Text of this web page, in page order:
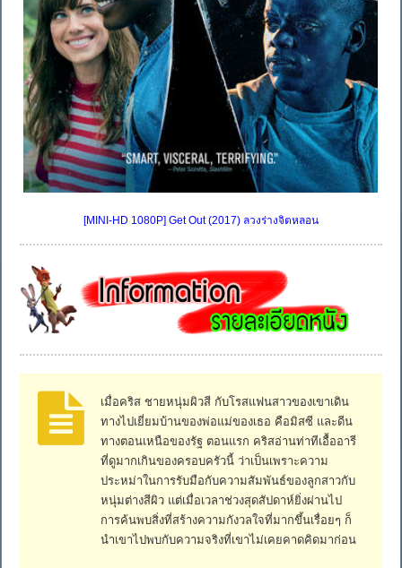
[MINI-HD 1080P] Get Out (2017) ลวงร่างจิตหลอน
เมื่อคริส ชายหนุ่มผิวสี กับโรสแฟนสาวของเขาเดิน
ทางไปเยี่ยมบ้านของพ่อแม่ของเธอ คือมิสซี และดีน
ทางตอนเหนือของรัฐ ตอนแรก คริสอ่านท่าทีเอื้ออารี
ที่ดูมากเกินของครอบครัวนี้ ว่าเป็นเพราะความ
ประหม่าในการรับมือกับความสัมพันธ์ของลูกสาวกับ
หนุ่มต่างสีผิว แต่เมื่อเวลาช่วงสุดสัปดาห์ยิ่งผ่านไป
การค้นพบสิ่งที่สร้างความกังวลใจที่มากขึ้นเรื่อยๆ ก็
นำเขาไปพบกับความจริงที่เขาไม่เคยคาดคิดมาก่อน